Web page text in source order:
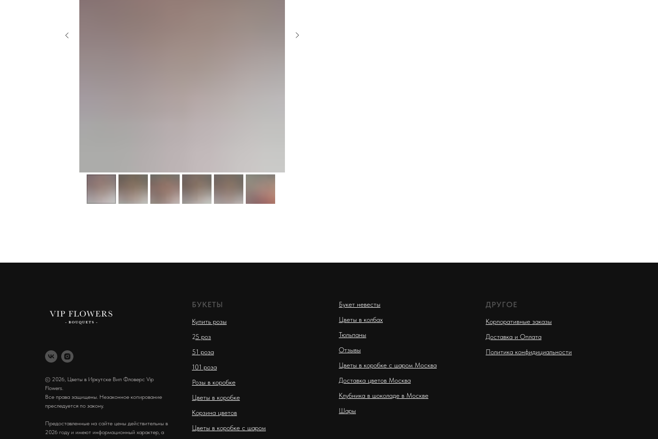
© 2026, Цветы в Иркутске Вип Фловерс Vip
Flowers.
Все права защищены. Незаконное копирование
преследуется по закону.
Предоставленные на сайте цены действительны в
2026 году и имеют информационный характер, а
БУКЕТЫ
Купить розы
25 роз
51 роза
101 роза
Розы в коробке
Цветы в коробке
Корзина цветов
Цветы в коробке с шаром
Букет невесты
Цветы в колбах
Тюльпаны
Отзывы
Цветы в коробке с шаром Москва
Доставка цветов Москва
Клубника в шоколаде в Москве
Шары
ДРУГОЕ
Корпоративные заказы
Доставка и Оплата
Политика конфидициальности